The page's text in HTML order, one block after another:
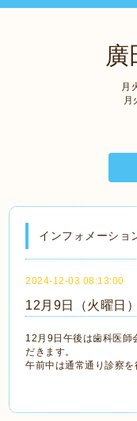
廣
月
インフォメーショ
2024-12-03 08:13:00
12月9日（火曜日
12月9日午後は歯科医師
だきます。
午前中は通常通り診察を